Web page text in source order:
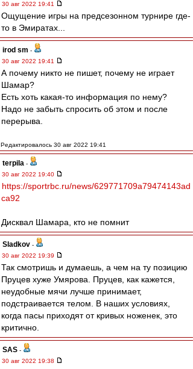
30 авг 2022 19:41
Ощущение игры на предсезонном турнире где-
то в Эмиратах...
irod sm -
30 авг 2022 19:41
А почему никто не пишет, почему не играет
Шамар?
Есть хоть какая-то информация по нему?
Надо не забыть спросить об этом и после
перерыва.
Редактировалось 30 авг 2022 19:41
terpila -
30 авг 2022 19:40
https://sportrbc.ru/news/629771709a79474143ad
ca92
Дисквал Шамара, кто не помнит
Sladkov -
30 авг 2022 19:39
Так смотришь и думаешь, а чем на ту позицию
Пруцев хуже Умярова. Пруцев, как кажется,
неудобные мячи лучше принимает,
подстраивается телом. В наших условиях,
когда пасы приходят от кривых ноженек, это
критично.
SAS -
30 авг 2022 19:38